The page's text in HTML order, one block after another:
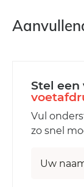
Stel een
Vul
zo snel
Uw